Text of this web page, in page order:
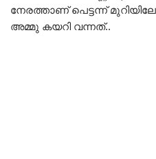
നേരത്താണ് പെട്ടന്ന്
അമ്മു കയറി വന്നത്..